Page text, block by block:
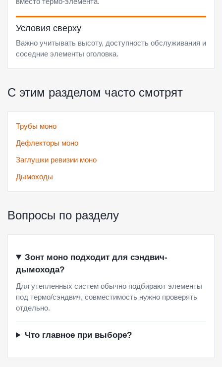
Условия сверху
Важно учитывать высоту, доступность обслуживания и
соседние элементы оголовка.
С этим разделом часто смотрят
Трубы моно
Дефлекторы моно
Заглушки ревизии моно
Дымоходы
Вопросы по разделу
Зонт моно подходит для сэндвич-
дымохода?
Для утепленных систем обычно подбирают элементы
под термо/сэндвич, совместимость нужно проверять
отдельно.
Что главное при выборе?